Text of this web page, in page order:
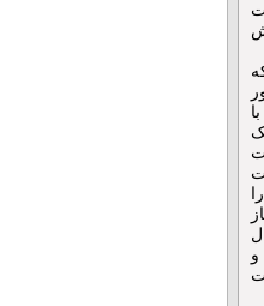
رسمی از تاریخ ۱۳۹۱/۴/۱۸ با
۱۲ سال
و